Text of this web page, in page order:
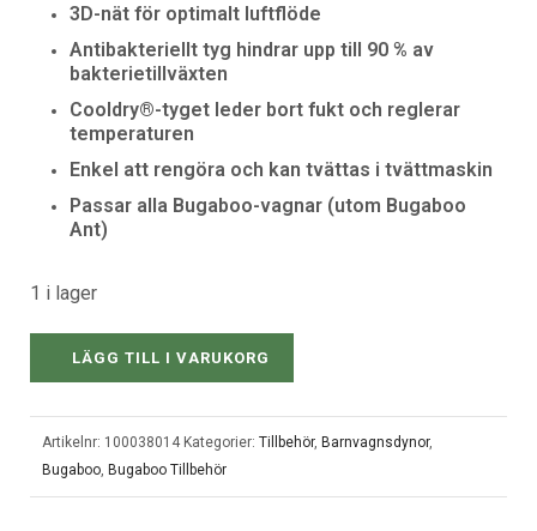
3D-nät för optimalt luftflöde
Antibakteriellt tyg hindrar upp till 90 % av
bakterietillväxten
Cooldry®-tyget leder bort fukt och reglerar
temperaturen
Enkel att rengöra och kan tvättas i tvättmaskin
Passar alla Bugaboo-vagnar (utom Bugaboo
Ant)
1 i lager
LÄGG TILL I VARUKORG
Artikelnr: 100038014 Kategorier: Tillbehör, Barnvagnsdynor,
Bugaboo, Bugaboo Tillbehör